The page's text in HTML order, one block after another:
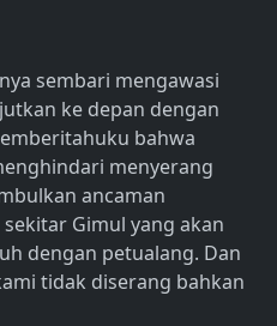
sembari mengawasi
ke depan dengan
bahwa
menyerang
ancaman
Gimul yang akan
dengan petualang. Dan
tidak diserang bahkan